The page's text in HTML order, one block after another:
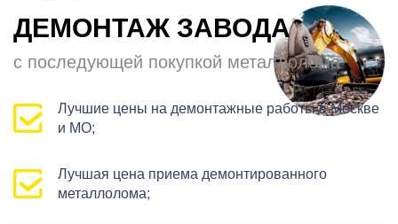
ДЕМОНТАЖ ЗАВОДА
с последующей покупкой металлолома
Лучшие цены на демонтажные работы в Москве
и МО;
Лучшая цена приема демонтированного
металлолома;